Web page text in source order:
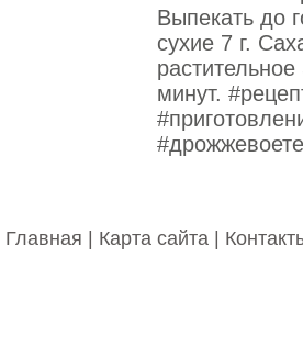
Выпекать до
сухие 7 г.
минут.
Главная Карта сайта